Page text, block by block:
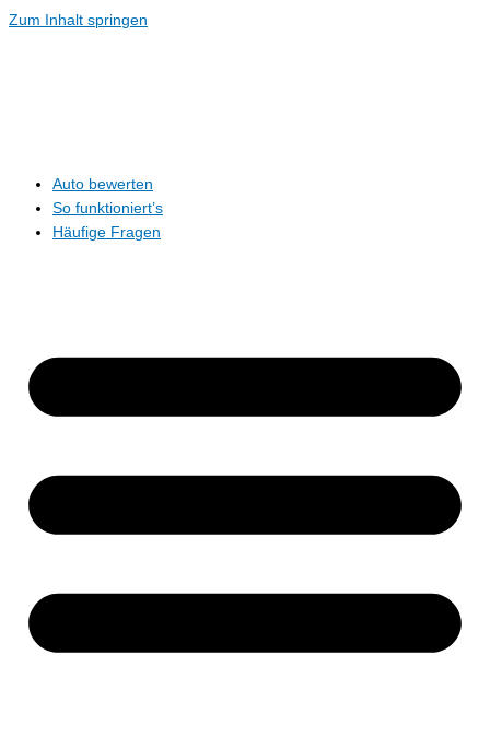
Zum Inhalt springen
Auto bewerten
So funktioniert’s
Häufige Fragen